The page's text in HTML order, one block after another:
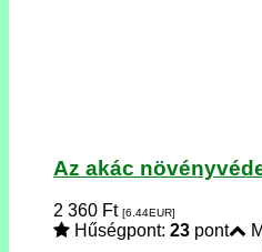
Az akác
2 360 Ft [6.44EUR]
Hűségpont: 23 pont